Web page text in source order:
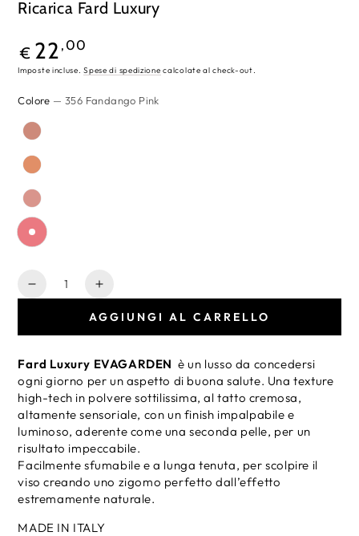
Ricarica Fard Luxury
Prezzo
regolare
€ 22 ,00
Imposte incluse.Spese di spedizione calcolate al check-out.
Colore — 356 Fandango Pink
Quantità
Diminuisce
Ricarica
Fard
Luxury
Aumenta
quantità
Ricarica
Fard
Luxury
AGGIUNGI AL CARRELLO
Fard Luxury EVAGARDEN è un lusso da concedersi
ogni giorno per un aspetto di buona salute. Una texture
high-tech in polvere sottilissima, al tatto cremosa,
altamente sensoriale, con un finish impalpabile e
luminoso, aderente come una seconda pelle, per un
risultato impeccabile.
Facilmente sfumabile e a lunga tenuta, per scolpire il
viso creando uno zigomo perfetto dall’effetto
estremamente naturale.
MADE IN ITALY